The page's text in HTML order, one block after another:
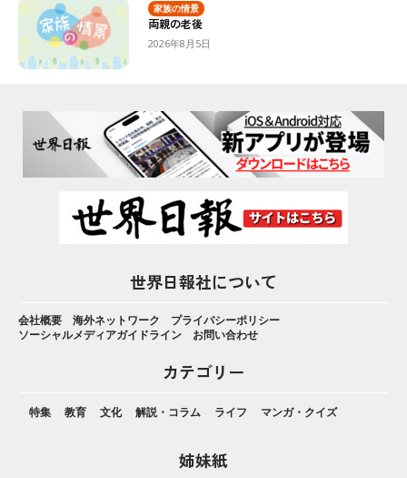
家族の情景
両親の老後
2026年8月5日
世界日報社について
会社概要 海外ネットワーク
プライバシーポリシー
ソーシャルメディアガイドライン
お問い合わせ
カテゴリー
特集 教育 文化 解説・コラム ライフ マンガ・クイズ
姉妹紙